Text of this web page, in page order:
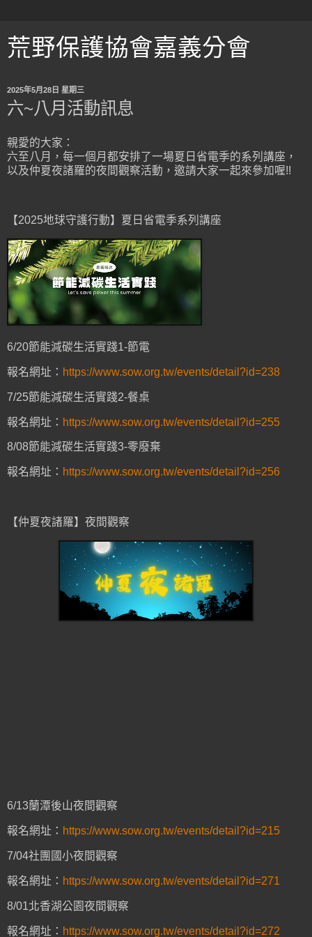
荒野保護協會嘉義分會
2025年5月28日 星期三
六~八月活動訊息
親愛的大家：
六至八月，每一個月都安排了一場夏日省電季的系列講座，
以及仲夏夜諸羅的夜間觀察活動，邀請大家一起來參加喔!!
【2025地球守護行動】夏日省電季系列講座
6/20節能減碳生活實踐1-節電
報名網址： https://www.sow.org.tw/events/detail?id=238
7/25節能減碳生活實踐2-餐桌
報名網址： https://www.sow.org.tw/events/detail?id=255
8/08節能減碳生活實踐3-零廢棄
報名網址： https://www.sow.org.tw/events/detail?id=256
【仲夏夜諸羅】夜間觀察
6/13蘭潭後山夜間觀察
報名網址： https://www.sow.org.tw/events/detail?id=215
7/04社團國小夜間觀察
報名網址： https://www.sow.org.tw/events/detail?id=271
8/01北香湖公園夜間觀察
報名網址： https://www.sow.org.tw/events/detail?id=272